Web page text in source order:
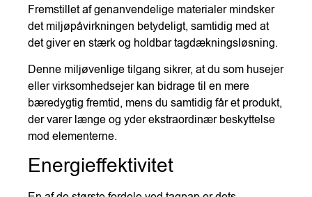
Fremstillet af genanvendelige materialer mindsker
det miljøpåvirkningen betydeligt, samtidig med at
det giver en stærk og holdbar tagdækningsløsning.
Denne miljøvenlige tilgang sikrer, at du som husejer
eller virksomhedsejer kan bidrage til en mere
bæredygtig fremtid, mens du samtidig får et produkt,
der varer længe og yder ekstraordinær beskyttelse
mod elementerne.
Energieffektivitet